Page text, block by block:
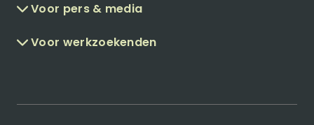
Voor pers & media
Voor werkzoekenden